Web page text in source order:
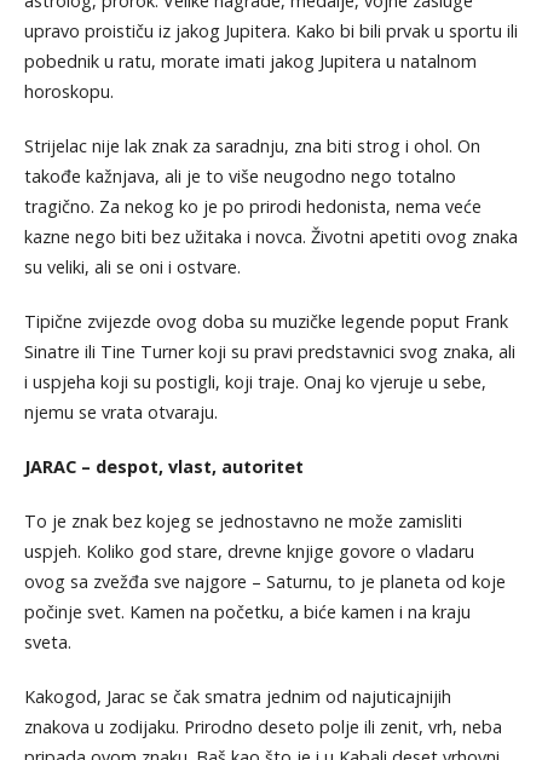
upravo proističu iz jakog Jupitera. Kako bi bili prvak u sportu ili
pobednik u ratu, morate imati jakog Jupitera u natalnom
horoskopu.
Strijelac nije lak znak za saradnju, zna biti strog i ohol. On
takođe kažnjava, ali je to više neugodno nego totalno
tragično. Za nekog ko je po prirodi hedonista, nema veće
kazne nego biti bez užitaka i novca. Životni apetiti ovog znaka
su veliki, ali se oni i ostvare.
Tipične zvijezde ovog doba su muzičke legende poput Frank
Sinatre ili Tine Turner koji su pravi predstavnici svog znaka, ali
i uspjeha koji su postigli, koji traje. Onaj ko vjeruje u sebe,
njemu se vrata otvaraju.
JARAC – despot, vlast, autoritet
To je znak bez kojeg se jednostavno ne može zamisliti
uspjeh. Koliko god stare, drevne knjige govore o vladaru
ovog sa zvežđa sve najgore – Saturnu, to je planeta od koje
počinje svet. Kamen na početku, a biće kamen i na kraju
sveta.
Kakogod, Jarac se čak smatra jednim od najuticajnijih
znakova u zodijaku. Prirodno deseto polje ili zenit, vrh, neba